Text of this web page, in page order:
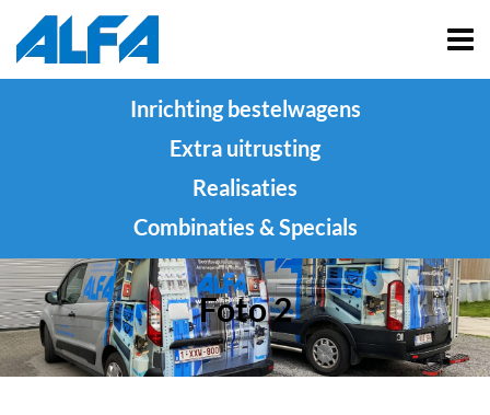
Inrichting bestelwagens
Extra uitrusting
Realisaties
Combinaties & Specials
Foto 2